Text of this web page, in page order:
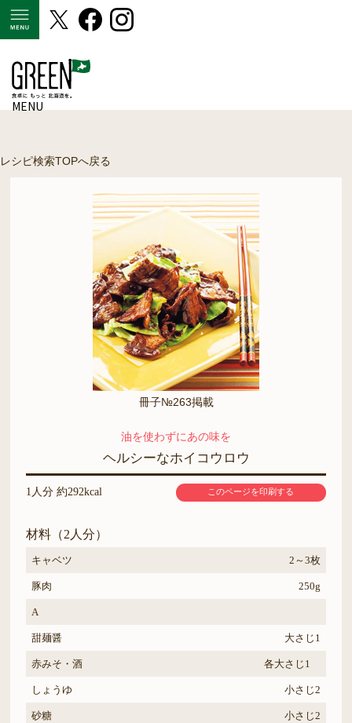
MENU
レシピ検索TOPへ戻る
冊子№263掲載
油を使わずにあの味を
ヘルシーなホイコウロウ
1人分 約292kcal このページを印刷する
材料（2人分）
キャベツ 2～3枚
豚肉 250g
A
甜麺醤 大さじ1
赤みそ・酒 各大さじ1
しょうゆ 小さじ2
砂糖 小さじ2